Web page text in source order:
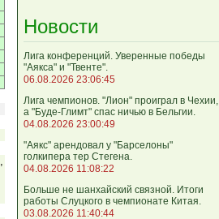
Новости
Лига кoнференций. Уверенные победы
"Аякса" и "Твенте".
06.08.2026 23:06:45
Лига чемпионов. "Лион" проиграл в Чехии,
а "Буде-Глимт" спас ничью в Бельгии.
04.08.2026 23:00:49
"Аякс" арендовал у "Барселоны"
голкипера тер Стегена.
04.08.2026 11:08:22
Больше не шанхайский связной. Итоги
работы Слуцкого в чемпионате Китая.
03.08.2026 11:40:44